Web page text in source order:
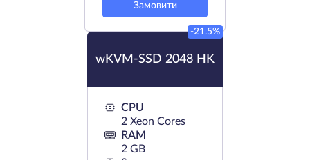
Замовити
wKVM-SSD 2048 HK
-21.5%
CPU
2 Xeon Cores
RAM
2 GB